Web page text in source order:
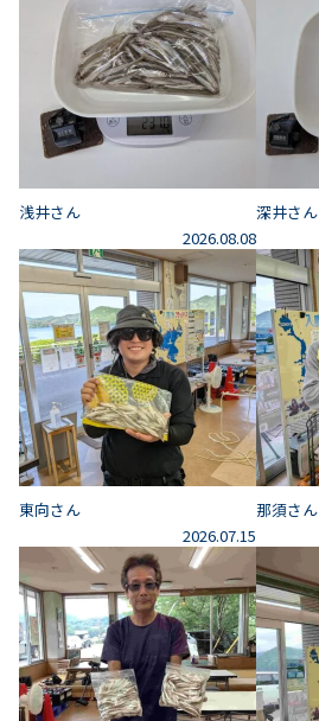
浅井さん
2026.08.08
深井さん
東向さん
2026.07.15
那須さん